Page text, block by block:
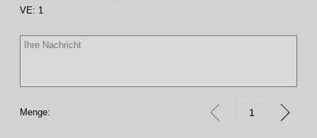
VE: 1
Menge: